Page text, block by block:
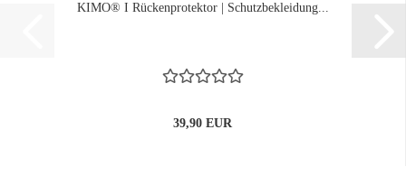
KIMO® I Rückenprotektor | Schutzbekleidung...
39,90 EUR